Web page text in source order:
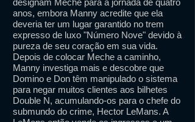
designam Meche para a jornada de quatro
anos, embora Manny acredite que ela
deveria ter um lugar garantido no trem
expresso de luxo "Número Nove" devido à
pureza de seu coração em sua vida.
Depois de colocar Meche a caminho,
Manny investiga mais e descobre que
Domino e Don têm manipulado o sistema
para negar muitos clientes aos bilhetes
Double N, acumulando-os para o chefe do
submundo do crime, Hector LeMans. A